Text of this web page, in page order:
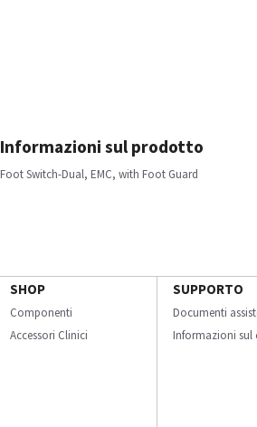
Informazioni sul prodotto
Foot Switch-Dual, EMC, with Foot Guard
SHOP
Componenti
Accessori Clinici
SUPPORTO
Documenti
Informazioni sul